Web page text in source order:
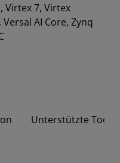
Virtex 7, Virtex
AI Core, Zynq
Unterstützte Tool-